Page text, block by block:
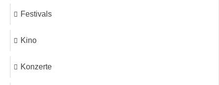
Festivals
Kino
Konzerte